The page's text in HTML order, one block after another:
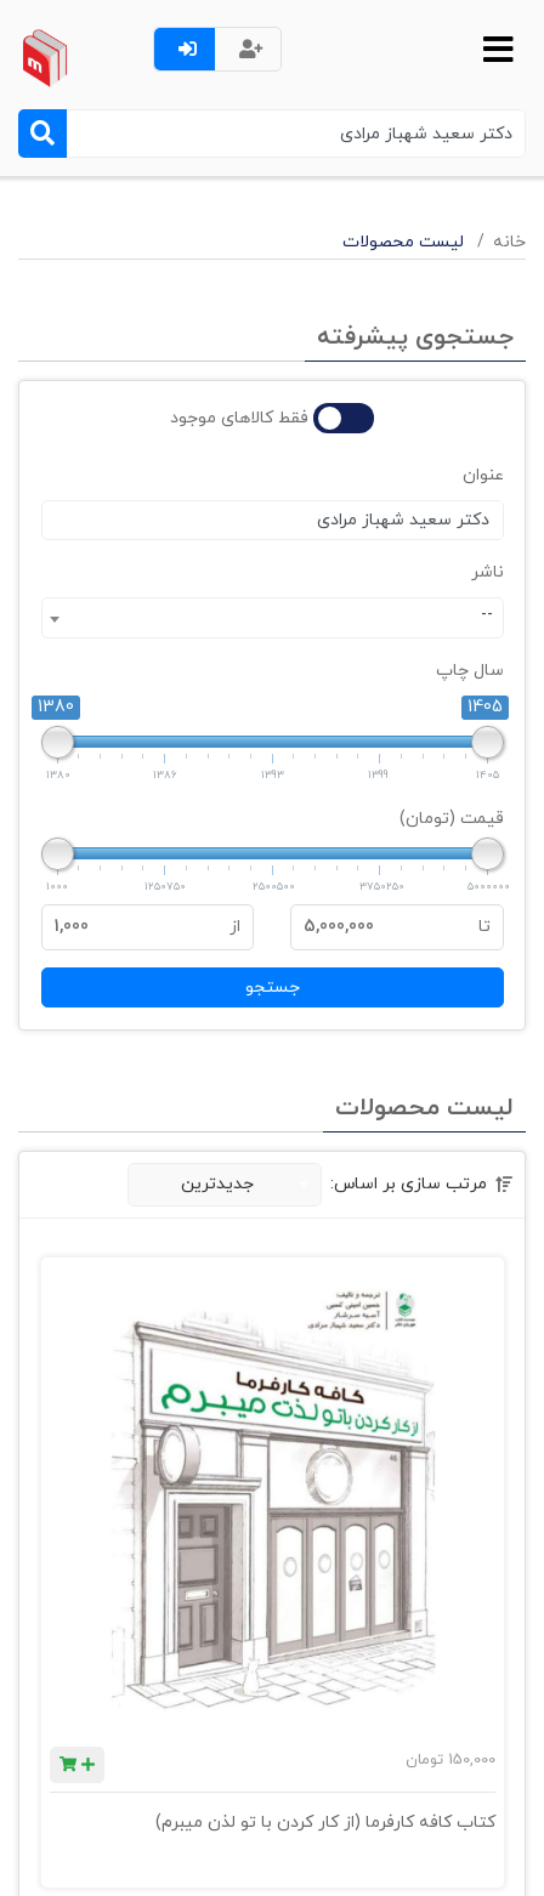
خانه لیست محصولات
جستجوی پیشرفته
فقط کالاهای موجود
عنوان
ناشر
--
سال چاپ
1380
1405
1380 1386 1393 1399 1405
قیمت (تومان)
1000 1250750 2500500 3750250 5000000
تا 5,000,000 از 1,000
جستجو
لیست محصولات
مرتب سازی بر اساس: جدیدترین
150,000 تومان
کتاب کافه کارفرما (از کار کردن با تو لذن میبرم)